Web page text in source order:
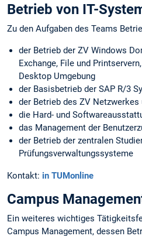
Betrieb von IT-
Zu den Aufgaben des Teams
der Betrieb der ZV Windows
Exchange, File und
Desktop Umgebung
der Basisbetrieb der SAP R/3
der Betrieb des ZV Netzwerkes
die Hard- und
das Management der
der Betrieb der zentralen
Prüfungsverwaltungssysteme
Kontakt: in TUMonline
Campus
Ein weiteres wichtiges
Campus Management, dessen